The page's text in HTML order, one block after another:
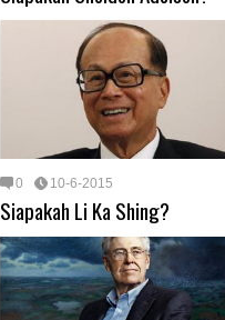
0 10-6-2015
Siapakah Li Ka Shing?